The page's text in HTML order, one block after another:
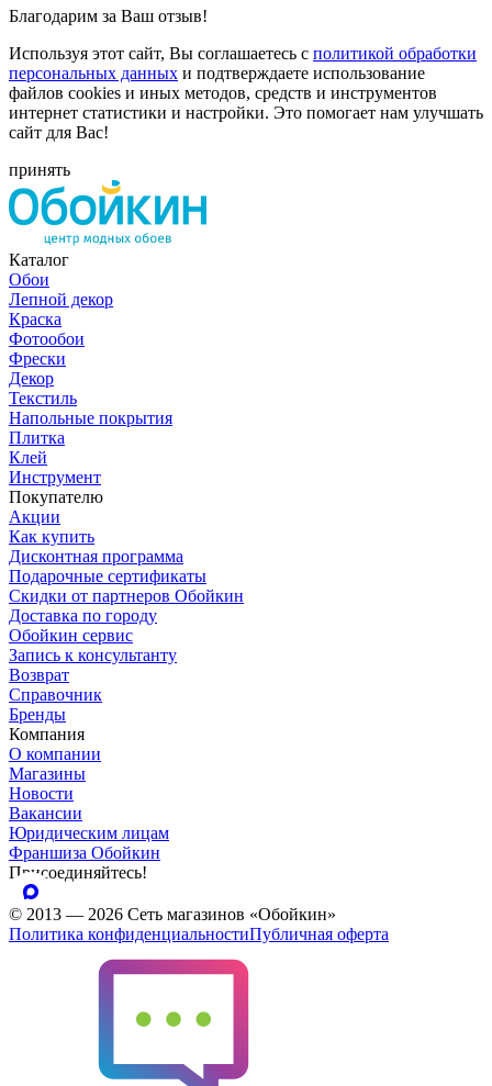
Благодарим за Ваш отзыв!
Используя этот сайт, Вы соглашаетесь с политикой обработки
персональных данных и подтверждаете использование
файлов cookies и иных методов, средств и инструментов
интернет статистики и настройки. Это помогает нам улучшать
сайт для Вас!
принять
Каталог
Обои
Лепной декор
Краска
Фотообои
Фрески
Декор
Текстиль
Напольные покрытия
Плитка
Клей
Инструмент
Покупателю
Акции
Как купить
Дисконтная программа
Подарочные сертификаты
Скидки от партнеров Обойкин
Доставка по городу
Обойкин сервис
Запись к консультанту
Возврат
Справочник
Бренды
Компания
О компании
Магазины
Новости
Вакансии
Юридическим лицам
Франшиза Обойкин
Присоединяйтесь!
© 2013 — 2026 Сеть магазинов «Обойкин»
Политика конфиденциальностиПубличная оферта